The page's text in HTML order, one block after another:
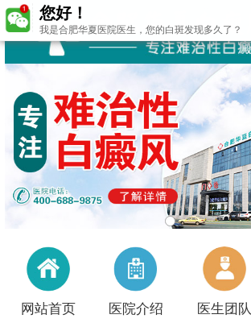
网站首页 医院介绍 医生团队
您好！
我是合肥华夏医院医生，您的白斑发现多久了？